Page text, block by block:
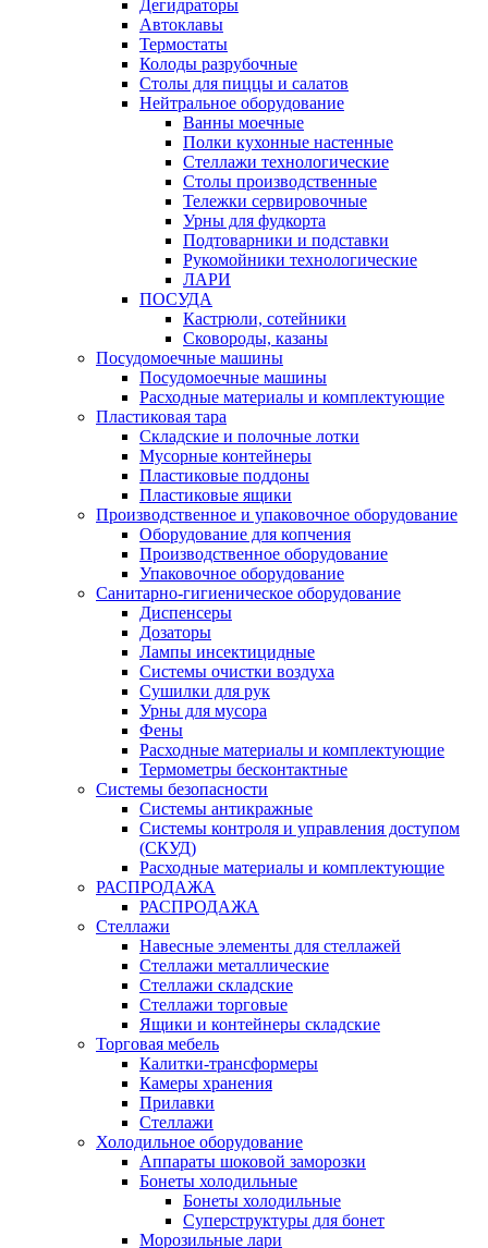
Дегидраторы
Автоклавы
Термостаты
Колоды разрубочные
Столы для пиццы и салатов
Нейтральное оборудование
Ванны моечные
Полки кухонные настенные
Стеллажи технологические
Столы производственные
Тележки сервировочные
Урны для фудкорта
Подтоварники и подставки
Рукомойники технологические
ЛАРИ
ПОСУДА
Кастрюли, сотейники
Сковороды, казаны
Посудомоечные машины
Посудомоечные машины
Расходные материалы и комплектующие
Пластиковая тара
Складские и полочные лотки
Мусорные контейнеры
Пластиковые поддоны
Пластиковые ящики
Производственное и упаковочное оборудование
Оборудование для копчения
Производственное оборудование
Упаковочное оборудование
Санитарно-гигиеническое оборудование
Диспенсеры
Дозаторы
Лампы инсектицидные
Системы очистки воздуха
Сушилки для рук
Урны для мусора
Фены
Расходные материалы и комплектующие
Термометры бесконтактные
Системы безопасности
Системы антикражные
Системы контроля и управления доступом
(СКУД)
Расходные материалы и комплектующие
РАСПРОДАЖА
РАСПРОДАЖА
Стеллажи
Навесные элементы для стеллажей
Стеллажи металлические
Стеллажи складские
Стеллажи торговые
Ящики и контейнеры складские
Торговая мебель
Калитки-трансформеры
Камеры хранения
Прилавки
Стеллажи
Холодильное оборудование
Аппараты шоковой заморозки
Бонеты холодильные
Бонеты холодильные
Суперструктуры для бонет
Морозильные лари